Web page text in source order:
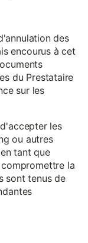
des
encourus à cet
du Prestataire
sur les
les
ou autres
tant que
la
sont tenus de